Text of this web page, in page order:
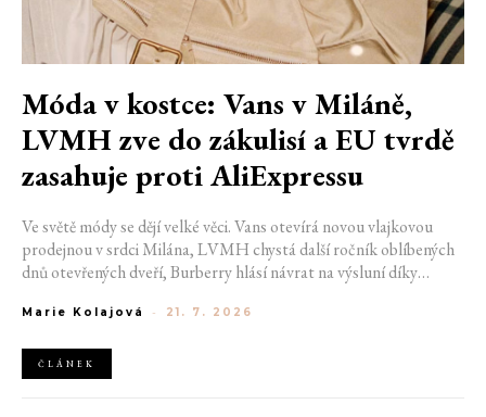
Móda v kostce: Vans v Miláně,
LVMH zve do zákulisí a EU tvrdě
zasahuje proti AliExpressu
Ve světě módy se dějí velké věci. Vans otevírá novou vlajkovou
prodejnou v srdci Milána, LVMH chystá další ročník oblíbených
dnů otevřených dveří, Burberry hlásí návrat na výsluní díky
AliExpress.
Marie Kolajová - 21. 7. 2026
ČLÁNEK